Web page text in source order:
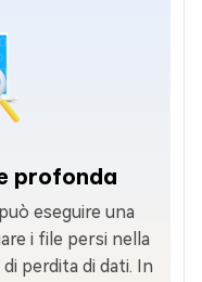
profonda
eseguire una
i file persi nella
perdita di dati. In